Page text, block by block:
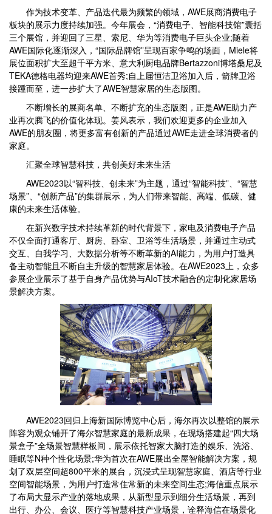
作为技术变革、产品迭代最为频繁的领域，AWE展商消费电子
板块的展示力度持续加强。今年展会，“消费电子、智能科技馆”囊括
三个展馆，并迎回了三星、索尼、华为等消费电子巨头企业;随着
AWE国际化逐渐深入，“国际品牌馆”呈现百家争鸣的场面，Miele将
展位面积扩大至超千平方米、意大利厨电品牌Bertazzoni博塔桑尼及
TEKA德格电器均迎来AWE首秀;自上届恒洁卫浴加入后，箭牌卫浴
接踵而至，进一步扩大了AWE智慧家居的生态版图。
不断增长的展商名单、不断扩充的生态版图，正是AWE助力产
业再次腾飞的价值化体现。姜风表示，我们欢迎更多的企业加入
AWE的朋友圈，将更多富有创新的产品通过AWE走进全球消费者的
家庭。
汇聚全球智慧科技，共创美好未来生活
AWE2023以“智科技、创未来”为主题，通过“智能科技”、“智慧
场景”、“创新产品”的集群展示，为人们带来智能、高端、低碳、健
康的未来生活体验。
在新兴数字技术持续革新的时代背景下，家电及消费电子产品
不仅全面打通客厅、厨房、卧室、卫浴等生活场景，并通过主动式
交互、自我学习、大数据分析等不断革新的AI能力，为用户打造具
备主动智能且不断自主升级的智慧家居体验。在AWE2023上，众多
参展企业展示了基于自身产品优势与AIoT技术融合的定制化家居场
景解决方案。
AWE2023回归上海新国际博览中心后，海尔再次以整馆的展示
阵容为观众铺开了海尔智慧家庭的最新成果，在现场搭建起“四大场
景盒子”全场景智慧样板间，展示依托智家大脑打造的娱乐、洗浴、
睡眠等N种个性化场景;华为首次在AWE展出全屋智能解决方案，规
划了双层空间超800平米的展台，沉浸式呈现智慧家庭、酒店等行业
空间智能场景，为用户打造常住常新的未来空间生态;海信重点展示
了布局大显示产业的落地成果，从新型显示到细分生活场景，再到
出行、办公、会议、医疗等智慧科技产业场景，诠释海信在场景化